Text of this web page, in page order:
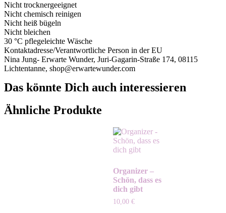
Nicht trocknergeeignet
Nicht chemisch reinigen
Nicht heiß bügeln
Nicht bleichen
30 °C pflegeleichte Wäsche
Kontaktadresse/Verantwortliche Person in der EU
Nina Jung- Erwarte Wunder, Juri-Gagarin-Straße 174, 08115
Lichtentanne, shop@erwartewunder.com
Das könnte Dich auch interessieren
Ähnliche Produkte
Organizer –
Schön, dass es
dich gibt
10,00 €